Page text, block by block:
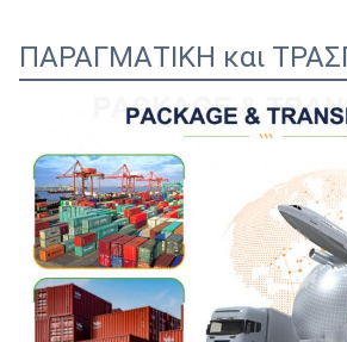
ΠΑΡΑΓΜΑΤΙΚΗ και